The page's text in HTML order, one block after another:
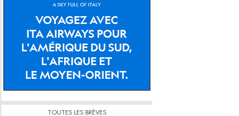
TOUTES LES BRÈVES